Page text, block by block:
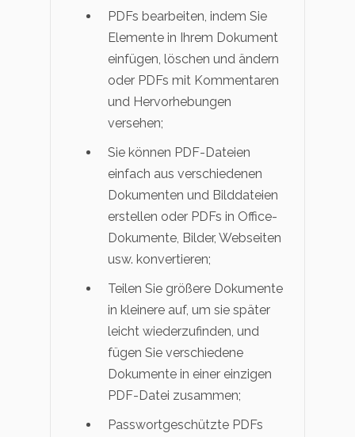
PDFs bearbeiten, indem Sie
Elemente in Ihrem Dokument
einfügen, löschen und ändern
oder PDFs mit Kommentaren
und Hervorhebungen
versehen;
Sie können PDF-Dateien
einfach aus verschiedenen
Dokumenten und Bilddateien
erstellen oder PDFs in Office-
Dokumente, Bilder, Webseiten
usw. konvertieren;
Teilen Sie größere Dokumente
in kleinere auf, um sie später
leicht wiederzufinden, und
fügen Sie verschiedene
Dokumente in einer einzigen
PDF-Datei zusammen;
Passwortgeschützte PDFs